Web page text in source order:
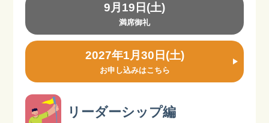
9月19日(土)
満席御礼
2027年1月30日(土)
お申し込みはこちら
リーダーシップ編